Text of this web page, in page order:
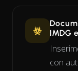
IMDG
con